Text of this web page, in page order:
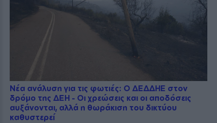
Νέα ανάλυση για τις φωτιές: Ο ΔΕΔΔΗΕ στον
δρόμο της ΔΕΗ - Οι χρεώσεις και οι αποδόσεις
αυξάνονται, αλλά η θωράκιση του δικτύου
καθυστερεί